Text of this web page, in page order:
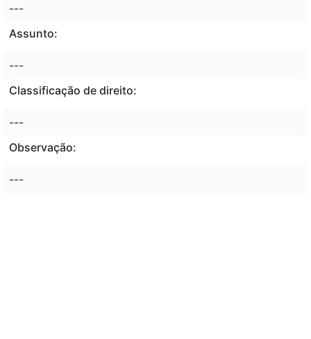
---
Assunto:
---
Classificação de direito:
---
Observação:
---